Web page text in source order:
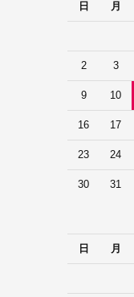
日
月
2 3
9 10
16 17
23 24
30 31
日
月